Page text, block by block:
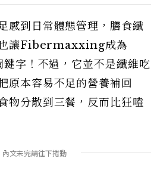
感到日常體態管理，膳食纖
也讓Fibermaxxing成為
字！不過，它並不是纖維吃
原本容易不足的營養補回
物分散到三餐，反而比狂嗑